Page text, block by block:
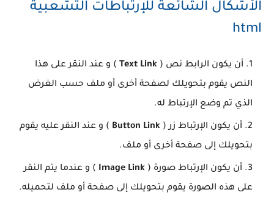
الأشكال الشائعة للإرتباطات التشعبية
html
أن يكون الرابط نص ( Text Link ) و عند النقر على هذا
النص يقوم بتحويلك لصفحة أخرى أو ملف حسب الغرض
الذي تم وضع الإرتباط له.
أن يكون الإرتباط زر ( Button Link ) و عند النقر عليه يقوم
بتحويلك إلى صفحة أخرى أو ملف.
أن يكون الإرتباط صورة ( Image Link ) و عندما يتم النقر
على هذه الصورة يقوم بتحويلك إلى صفحة أو ملف لتحميله.